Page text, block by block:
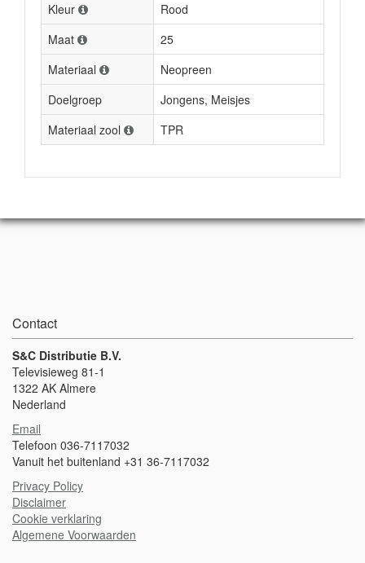
Kleur
Rood
Maat
25
Materiaal
Neopreen
Doelgroep
Jongens, Meisjes
Materiaal zool
TPR
Contact
S&C Distributie B.V.
Televisieweg 81-1
1322 AK Almere
Nederland
Email
Telefoon 036-7117032
Vanuit het buitenland +31 36-7117032
Privacy Policy
Disclaimer
Cookie verklaring
Algemene Voorwaarden